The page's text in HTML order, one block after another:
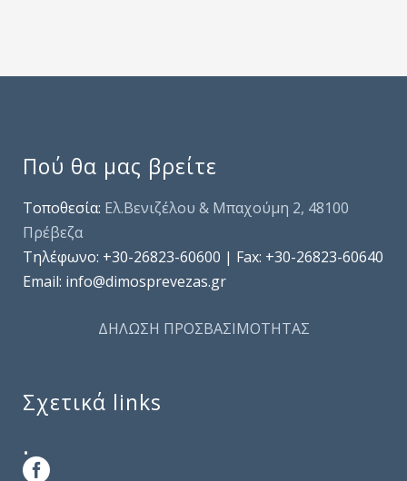
Πού θα μας βρείτε
Τοποθεσία: Ελ.Βενιζέλου & Μπαχούμη 2, 48100
Πρέβεζα
Τηλέφωνo: +30-26823-60600 | Fax: +30-26823-60640
Email: info@dimosprevezas.gr
ΔΗΛΩΣΗ ΠΡΟΣΒΑΣΙΜΟΤΗΤΑΣ
Σχετικά links
.